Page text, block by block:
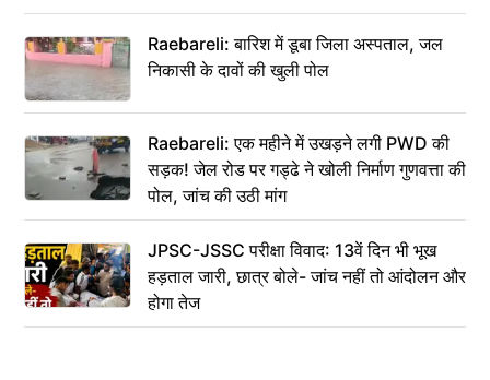
Raebareli: बारिश में डूबा जिला अस्पताल, जल
निकासी के दावों की खुली पोल
Raebareli: एक महीने में उखड़ने लगी PWD की
सड़क! जेल रोड पर गड्ढे ने खोली निर्माण गुणवत्ता की
पोल, जांच की उठी मांग
JPSC-JSSC परीक्षा विवाद: 13वें दिन भी भूख
हड़ताल जारी, छात्र बोले- जांच नहीं तो आंदोलन और
होगा तेज